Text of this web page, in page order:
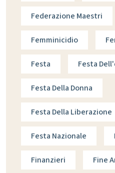
Federazione Maestri
Femminicidio
Festa Festa
Festa Della Donna
Festa Della Liberazione
Festa Nazionale
Finanzieri Fine